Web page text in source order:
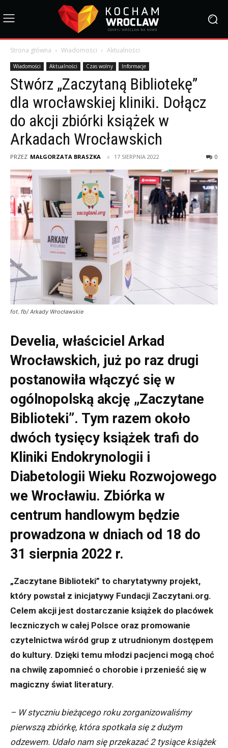
Strona główna Wiadomości Aktualności
Wiadomości Aktualności Czas wolny Informacje
Stwórz „Zaczytaną Bibliotekę”
dla wrocławskiej kliniki. Dołącz
do akcji zbiórki książek w
Arkadach Wrocławskich
PRZEZ MAŁGORZATA BRASZKA 17 SIERPNIA 2022 0
fot. fb/ Arkady Wrocławskie
Develia, właściciel Arkad
Wrocławskich, już po raz drugi
postanowiła włączyć się w
ogólnopolską akcję „Zaczytane
Biblioteki”. Tym razem około
dwóch tysięcy książek trafi do
Kliniki Endokrynologii i
Diabetologii Wieku Rozwojowego
we Wrocławiu. Zbiórka w
centrum handlowym będzie
prowadzona w dniach od 18 do
31 sierpnia 2022 r.
„Zaczytane Biblioteki” to charytatywny projekt,
który powstał z inicjatywy Fundacji Zaczytani.org.
Celem akcji jest dostarczanie książek do placówek
leczniczych w całej Polsce oraz promowanie
czytelnictwa wśród grup z utrudnionym dostępem
do kultury. Dzięki temu młodzi pacjenci mogą choć
na chwilę zapomnieć o chorobie i przenieść się w
magiczny świat literatury.
– W styczniu bieżącego roku zorganizowaliśmy
pierwszą zbiórkę, która spotkała się z dużym
odzewem. Udało nam się przekazać 2 tysiące książek